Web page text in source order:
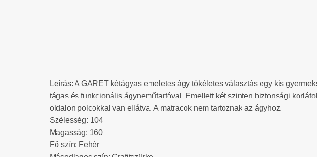
Leírás: A GARET kétágyas emeletes ágy tökéletes választás egy kis
tágas és funkcionális ágyneműtartóval. Emellett két szinten biztonsági
oldalon polcokkal van ellátva. A matracok nem tartoznak az ágyhoz.
Szélesség: 104
Magasság: 160
Fő szín: Fehér